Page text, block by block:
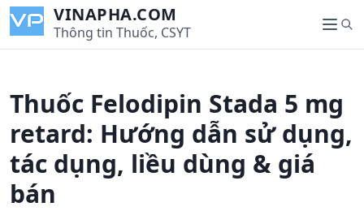
i
VINAPHA.COM
Thông tin Thuốc, CSYT
M
e
S
e
c
Thuốc Felodipin Stada 5 mg
retard: Hướng dẫn sử dụng,
tác dụng, liều dùng & giá
bán